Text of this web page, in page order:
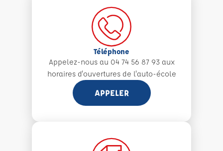
Téléphone
Appelez-nous au 04 74 56 87 93 aux
horaires d'ouvertures de l'auto-école
APPELER